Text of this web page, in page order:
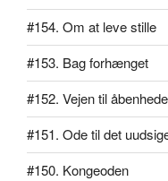
#154. Om at leve stille
#153. Bag forhænget
#152. Vejen til
#151. Ode til det
#150. Kongeoden